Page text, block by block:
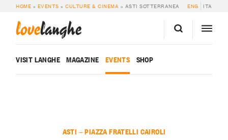
HOME » EVENTS »CULTURE & CINEMA » ASTI SOTTERRANEA ENG ITA
lovelanghe
VISIT LANGHE MAGAZINE EVENTS SHOP
ASTI — PIAZZA FRATELLI CAIROLI